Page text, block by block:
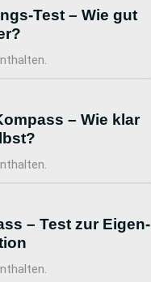
Test – Wie gut
– Wie klar
– Test zur Eigen-